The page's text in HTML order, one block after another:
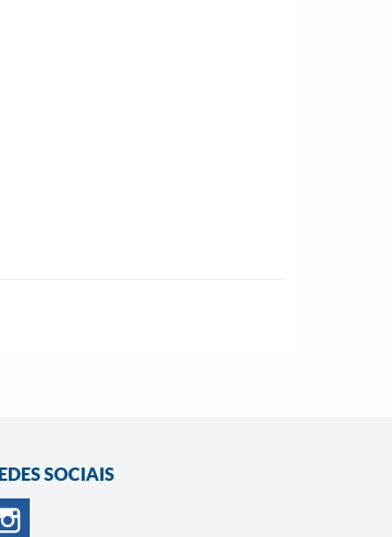
SOCIAIS